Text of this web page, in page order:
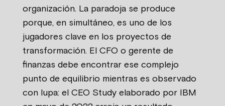
organización. La paradoja se produce
porque, en simultáneo, es uno de los
jugadores clave en los proyectos de
transformación. El CFO o gerente de
finanzas debe encontrar ese complejo
punto de equilibrio mientras es observado
con lupa: el CEO Study elaborado por IBM